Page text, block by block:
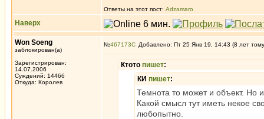
Ответы на этот пост: Adzamaro
Наверх
Won Soeng
заблокирован(а)
Зарегистрирован:
14.07.2006
Суждений: 14466
Откуда: Королев
№467173 Добавлено: Пт 25 Янв 19, 14:43 (8 лет
Ктото пишет:
КИ пишет:
Темнота то может и объект. Но
Какой смысл тут иметь некое
любопытно.